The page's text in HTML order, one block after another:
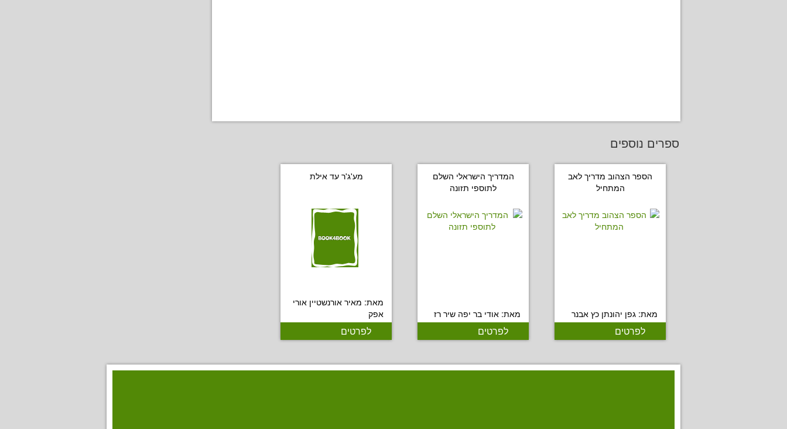
ספרים נוספים
הספר הצהוב מדריך לאב
המתחיל
מאת: גפן יהונתן כץ אבנר
לפרטים
המדריך הישראלי השלם
לתוספי תזונה
מאת: אודי בר יפה שיר רז
לפרטים
מע'ג'ר עד אילת
מאת: מאיר אורנשטיין אורי
אפק
לפרטים